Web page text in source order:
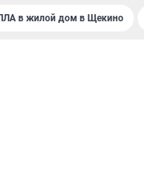
в жилой дом в Щекино